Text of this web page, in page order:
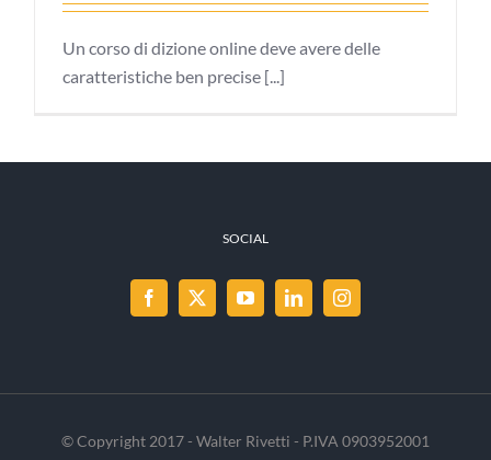
Un corso di dizione online deve avere delle
caratteristiche ben precise [...]
SOCIAL
© Copyright 2017 - Walter Rivetti - P.IVA 0903952001